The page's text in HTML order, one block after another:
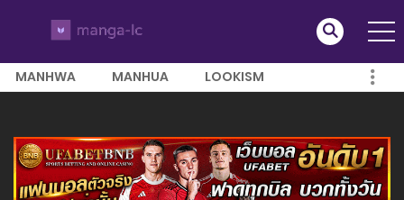
MANHWA MANHUA LOOKISM